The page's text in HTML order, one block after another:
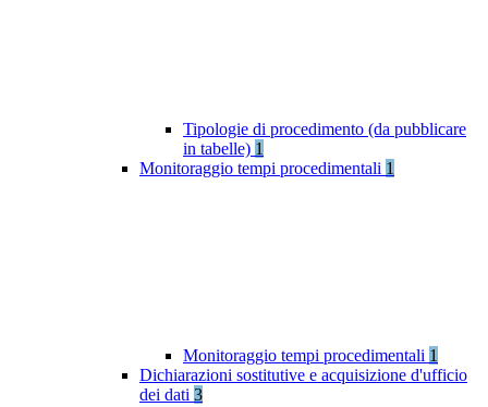
Tipologie di procedimento (da pubblicare
in tabelle) 1
Monitoraggio tempi procedimentali 1
Monitoraggio tempi procedimentali 1
Dichiarazioni sostitutive e acquisizione d'ufficio
dei dati 3